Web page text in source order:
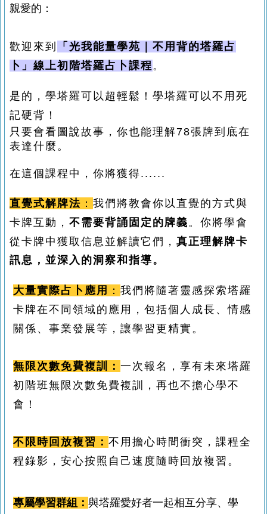
親愛的：
歡迎來到
「光我能量學苑｜不用背的塔羅占
卜」線上初階塔羅占卜課程。
是的，學塔羅可以超輕鬆！學塔羅可以不用死
記硬背！
只要會看圖說故事，你也能理解78張牌到底在
表達什麼。
在這個課程中，你將獲得......
直覺式解牌法 ： 我們將教會你以直覺的方式與
卡牌互動， 不需要背誦固定的牌義。你將學會
從卡牌中獲取信息並解讀它們， 真正理解牌卡
訊息，並深入的洞察和指導。
大量實際占卜應用 ： 我們將隨著靈感探索塔羅
卡牌在不同領域的應用，包括個人成長、情感
關係、事業發展等， 讓學習更精實。
無限次數免費複訓： 一次報名，享有未來塔羅
初階班無限次數免費複訓，再也不擔心學不
會！
不限時回放複習： 不用擔心時間衝突，課程全
程錄影，安心按照自己速度隨時回放複習。
專屬學習群組： 與塔羅愛好者一起相互分享、學